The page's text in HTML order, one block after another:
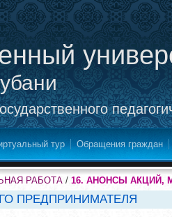
тур Обращения граждан
РАБОТА / 16. АНОНСЫ АКЦИЙ,
ПРЕДПРИНИМАТЕЛЯ